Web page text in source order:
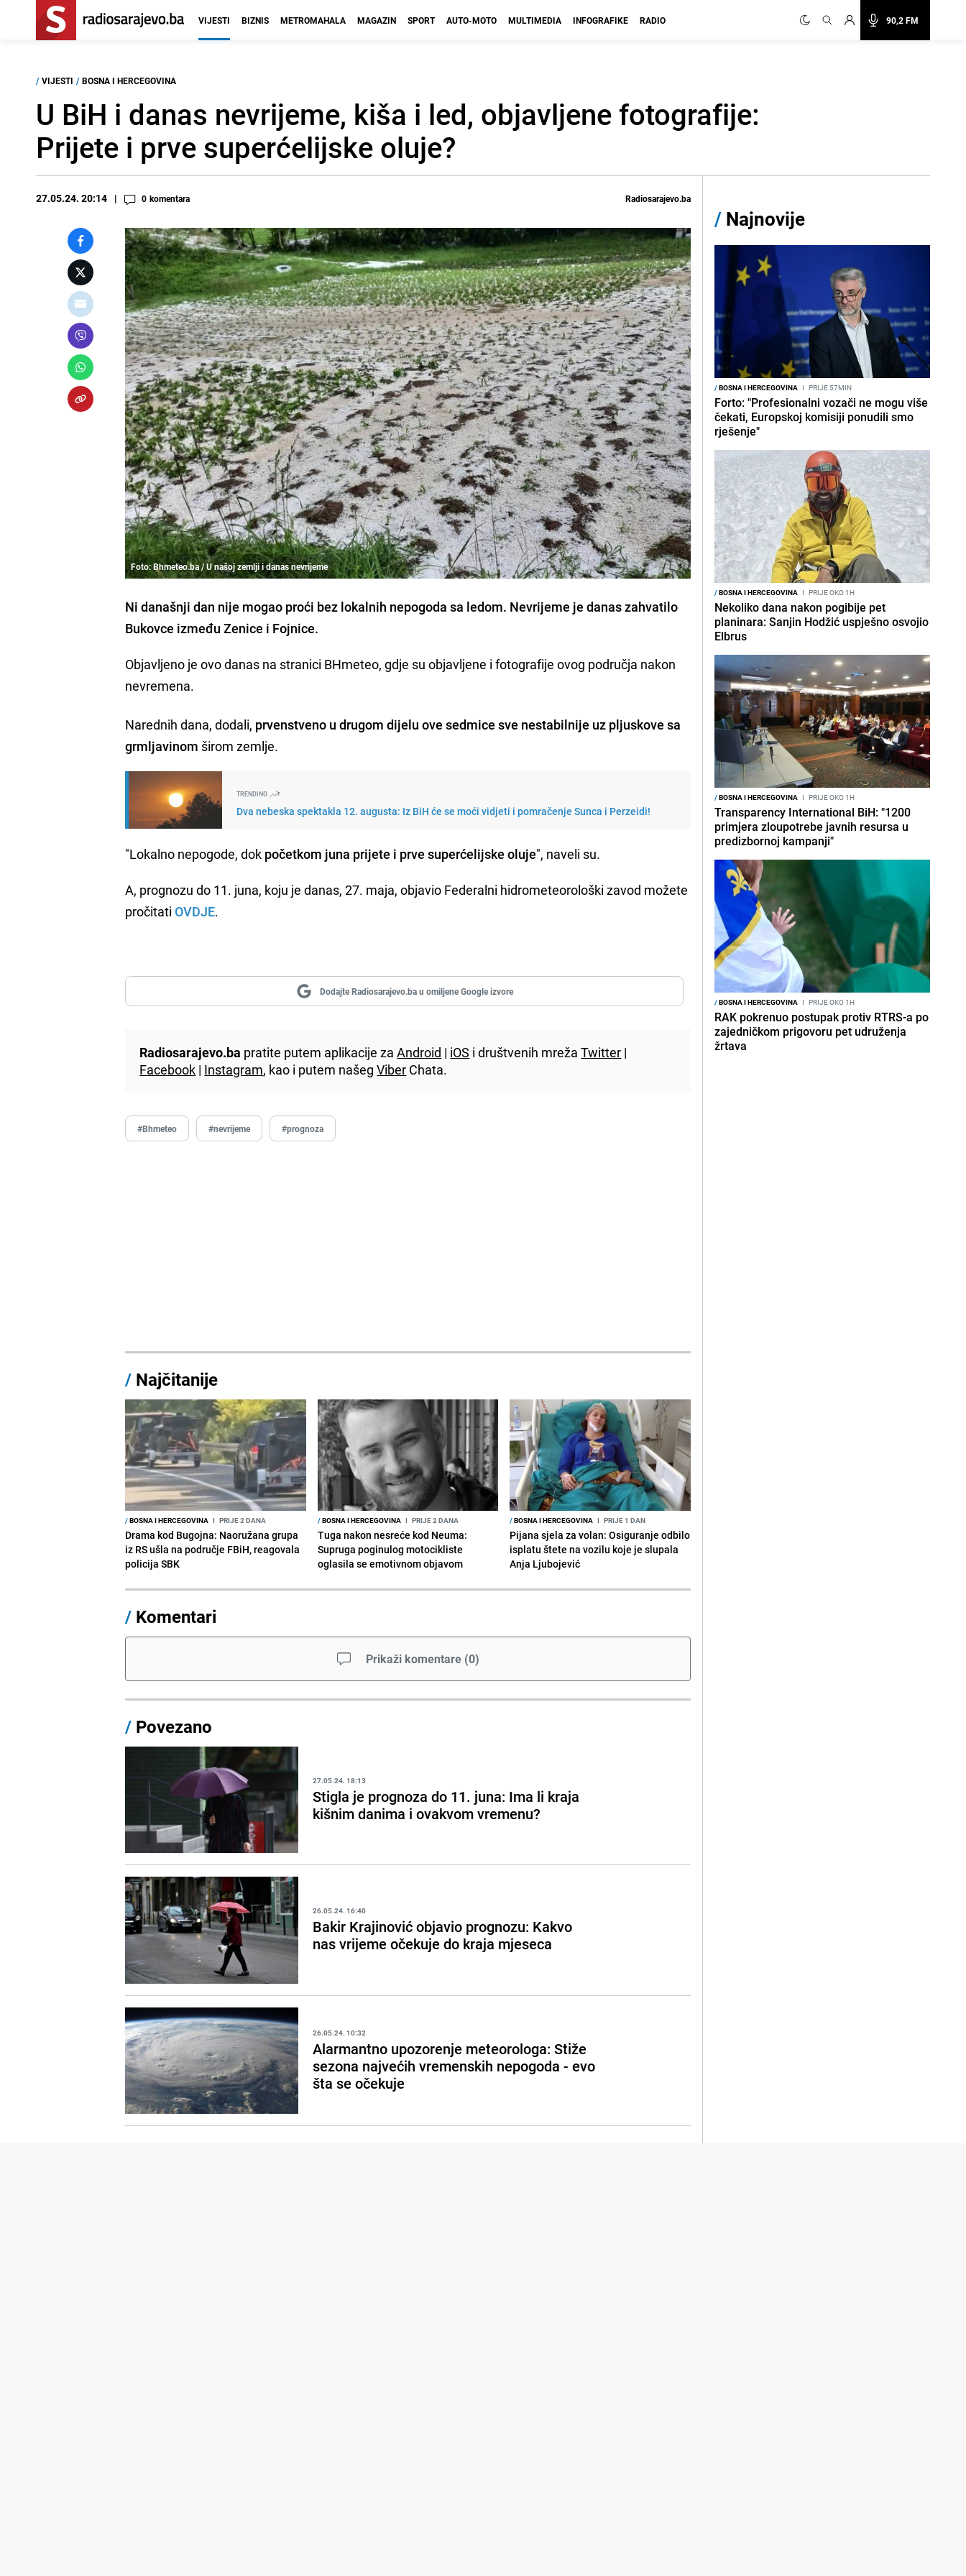
90,2 FM
VIJESTI BIZNIS METROMAHALA MAGAZIN SPORT AUTO-MOTO MULTIMEDIA INFOGRAFIKE RADIO
/ VIJESTI / BOSNA I HERCEGOVINA
U BiH i danas nevrijeme, kiša i led, objavljene fotografije:
Prijete i prve superćelijske oluje?
27.05.24. 20:14 0 komentara Radiosarajevo.ba
Foto: Bhmeteo.ba / U našoj zemlji i danas nevrijeme
Ni današnji dan nije mogao proći bez lokalnih nepogoda sa ledom. Nevrijeme je danas zahvatilo
Bukovce između Zenice i Fojnice.
Objavljeno je ovo danas na stranici BHmeteo, gdje su objavljene i fotografije ovog područja nakon
nevremena.
Narednih dana, dodali, prvenstveno u drugom dijelu ove sedmice sve nestabilnije uz pljuskove sa
grmljavinom širom zemlje.
TRENDING
Dva nebeska spektakla 12. augusta: Iz BiH će se moći vidjeti i pomračenje Sunca i Perzeidi!
"Lokalno nepogode, dok početkom juna prijete i prve superćelijske oluje", naveli su.
A, prognozu do 11. juna, koju je danas, 27. maja, objavio Federalni hidrometeorološki zavod možete
pročitati OVDJE.
Dodajte Radiosarajevo.ba u omiljene Google izvore
Radiosarajevo.ba pratite putem aplikacije zaAndroid | iOS i društvenih mrežaTwitter |
Facebook | Instagram, kao i putem našegViber Chata.
#Bhmeteo #nevrijeme #prognoza
/ Najčitanije
/BOSNA I HERCEGOVINA I PRIJE 2 DANA
Drama kod Bugojna: Naoružana grupa
iz RS ušla na područje FBiH, reagovala
policija SBK
/BOSNA I HERCEGOVINA I PRIJE 2 DANA
Tuga nakon nesreće kod Neuma:
Supruga poginulog motocikliste
oglasila se emotivnom objavom
/BOSNA I HERCEGOVINA I PRIJE 1 DAN
Pijana sjela za volan: Osiguranje odbilo
isplatu štete na vozilu koje je slupala
Anja Ljubojević
/ Komentari
Prikaži komentare (0)
/ Povezano
27.05.24. 18:13
Stigla je prognoza do 11. juna: Ima li kraja
kišnim danima i ovakvom vremenu?
26.05.24. 16:40
Bakir Krajinović objavio prognozu: Kakvo
nas vrijeme očekuje do kraja mjeseca
26.05.24. 10:32
Alarmantno upozorenje meteorologa: Stiže
sezona najvećih vremenskih nepogoda - evo
šta se očekuje
/ Najnovije
/BOSNA I HERCEGOVINA I PRIJE 57MIN
Forto: "Profesionalni vozači ne mogu više
čekati, Europskoj komisiji ponudili smo
rješenje"
/BOSNA I HERCEGOVINA I PRIJE OKO 1H
Nekoliko dana nakon pogibije pet
planinara: Sanjin Hodžić uspješno osvojio
Elbrus
/BOSNA I HERCEGOVINA I PRIJE OKO 1H
Transparency International BiH: "1200
primjera zloupotrebe javnih resursa u
predizbornoj kampanji"
/BOSNA I HERCEGOVINA I PRIJE OKO 1H
RAK pokrenuo postupak protiv RTRS-a po
zajedničkom prigovoru pet udruženja
žrtava